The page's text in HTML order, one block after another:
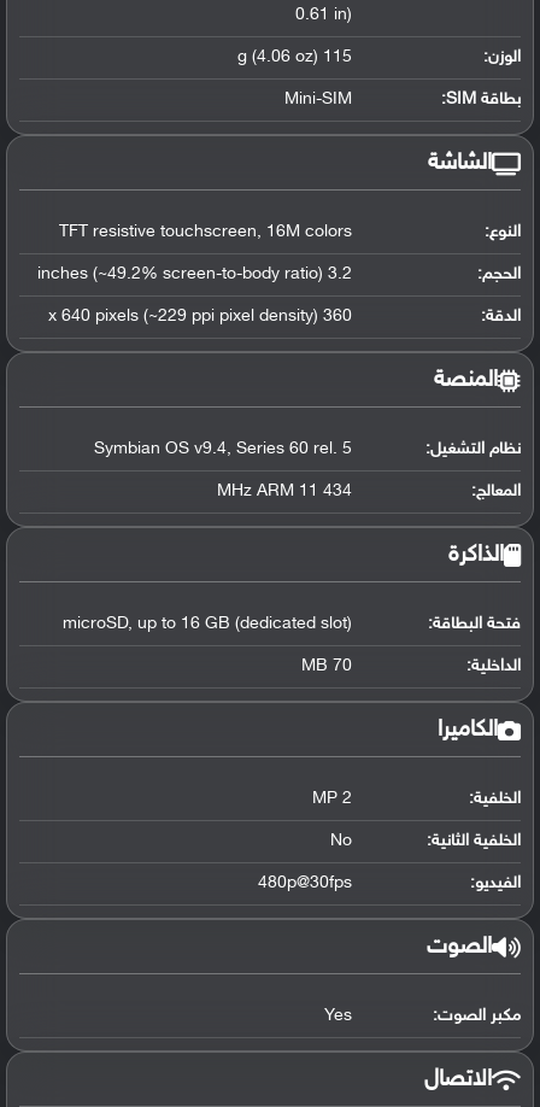
0.61 in)
الوزن: 115 g (4.06 oz)
بطاقة SIM: Mini-SIM
الشاشة
النوع: TFT resistive touchscreen, 16M colors
الحجم: 3.2 inches (~49.2% screen-to-body ratio)
الدقة: 360 x 640 pixels (~229 ppi pixel density)
المنصة
نظام التشغيل:
Symbian OS v9.4, Series 60 rel. 5
المعالج:
434 MHz ARM 11
الذاكرة
فتحة البطاقة: microSD, up to 16 GB (dedicated slot)
الداخلية: 70 MB
الكاميرا
الخلفية: 2 MP
الخلفية الثانية: No
الفيديو: 480p@30fps
الصوت
مكبر الصوت: Yes
الاتصال